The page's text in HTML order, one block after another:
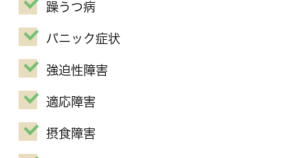
躁うつ病
パニック症状
強迫性障害
適応障害
摂食障害